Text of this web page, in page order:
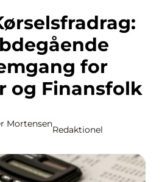
for
og Finansfolk
Mortensen
Redaktionel